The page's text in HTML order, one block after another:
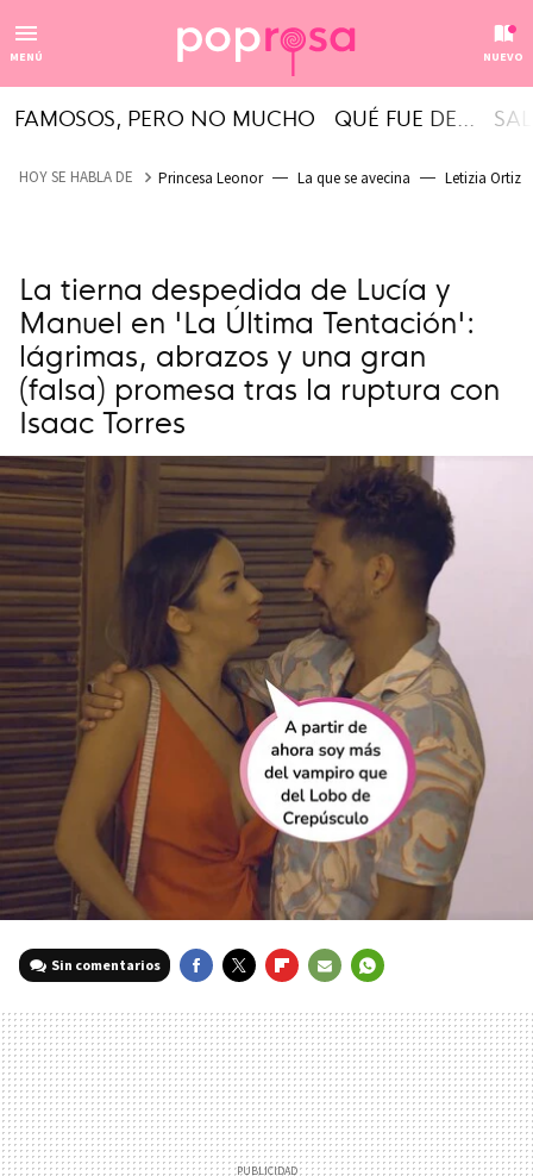
MENÚ NUEVO
FAMOSOS, PERO NO MUCHO QUÉ FUE DE...
HOY SE HABLA DE Princesa Leonor La que se avecina Letizia Ortiz
La tierna despedida de Lucía y
Manuel en 'La Última Tentación':
lágrimas, abrazos y una gran
(falsa) promesa tras la ruptura con
Isaac Torres
Sin comentarios
MAIL